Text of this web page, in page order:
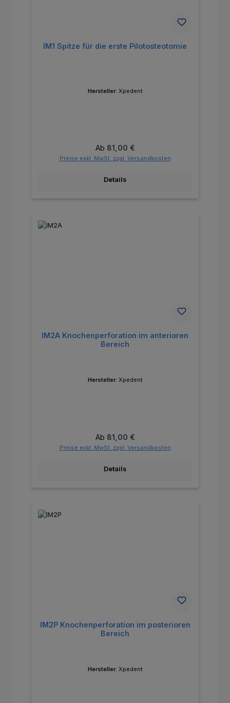
IM1 Spitze für die erste Pilotosteotomie
Hersteller: Xpedent
Regulärer Preis:
Ab 81,00 €
Preise exkl. MwSt. zzgl. Versandkosten
Details
IM2A Knochenperforation im anterioren
Bereich
Hersteller: Xpedent
Regulärer Preis:
Ab 81,00 €
Preise exkl. MwSt. zzgl. Versandkosten
Details
IM2P Knochenperforation im posterioren
Bereich
Hersteller: Xpedent